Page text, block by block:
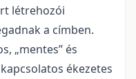
létrehozói
a címben.
„mentes” és
ékezetes